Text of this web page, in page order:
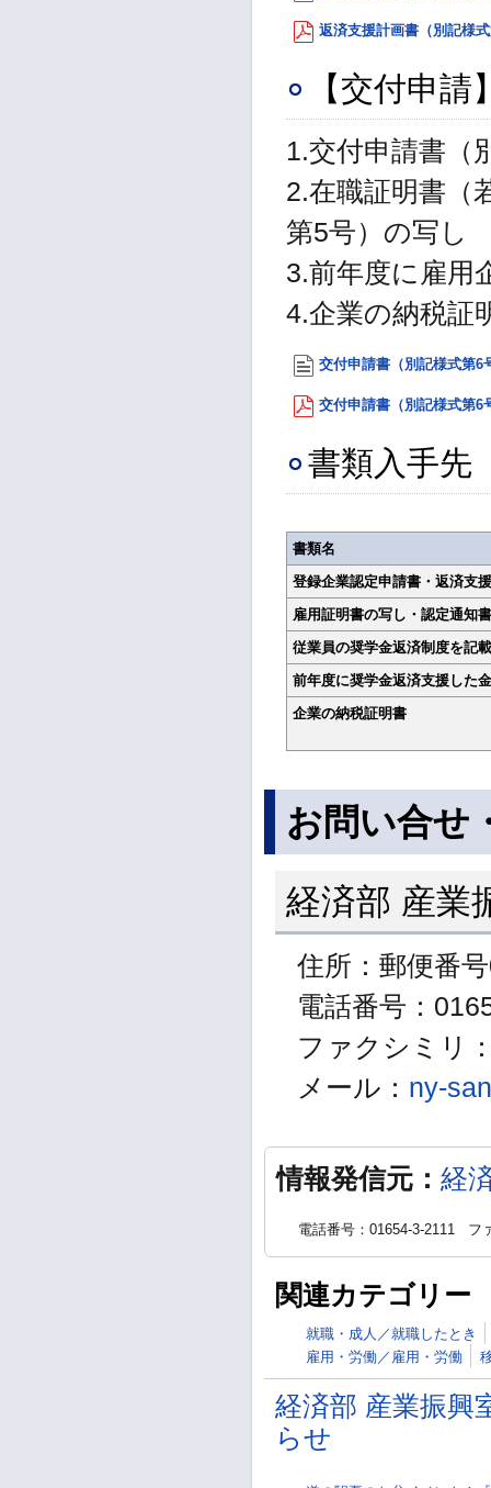
返済支援計画書（別記様
【交付申
1.交付申請書（
2.在職証明書（
第5号）の写し
3.前年度に雇用
4.企業の納税証
交付申請書（別記様式第6
交付申請書（別記様式第6
書類入手先
書類名
登録企業認定申請書・返済支
雇用証明書の写し・認定通知
従業員の奨学金返済制度を記
前年度に奨学金返済支援した
企業の納税証明書
お問い合せ
経済部 産業
住所：郵便番
電話番号：
ファクシミリ
メール： ny-
情報発信元： 経
電話番号：01654-3-2111 フ
関連カテゴリー
就職・成人／就職したとき
雇用・労働／雇用・労働
経済部 産業振興
らせ